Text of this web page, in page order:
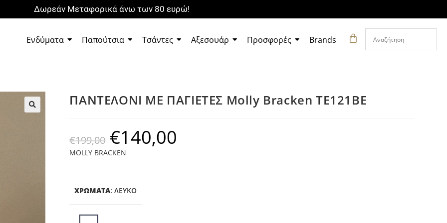
Δωρεάν Μεταφορικά άνω των 80 ευρώ!
Ενδύματα Παπούτσια Τσάντες Αξεσουάρ Προσφορές Brands
ΠΑΝΤΕΛΟΝΙ ΜΕ ΠΑΓΙΕΤΕΣ Molly Bracken TE121BE
€199,00 €140,00
MOLLY BRACKEN
ΧΡΩΜΑΤΑ: ΛΕΥΚΌ